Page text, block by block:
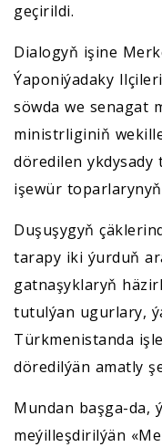
geçirildi.
Dialogyň işine
Ýaponiýadaky
söwda we senagat
ministrliginiň
döredilen ykdysady
işewür
Duşuşygyň
tarapy iki ýurduň
gatnaşyklaryň
tutulýan ugurlary,
Türkmenistanda
döredilýän amatly
Mundan başga-da,
meýilleşdirilýän